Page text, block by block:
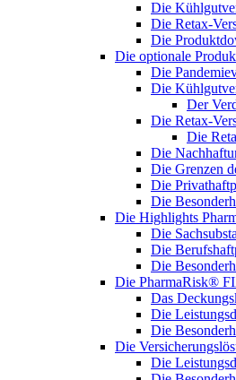
Die
Die Retax-
Die
Die optionale
Die
Die
Der
Die Retax-
Die
Die
Die Grenzen
Die
Die
Die Highlights
Die
Die
Die
Die PharmaRisk®
Das
Die
Die
Die
Die